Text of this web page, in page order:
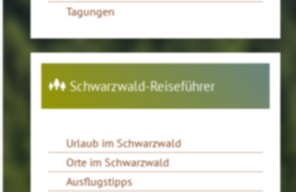
Tagungen
Schwarzwald-Reiseführer
Urlaub im Schwarzwald
Orte im Schwarzwald
Ausflugstipps